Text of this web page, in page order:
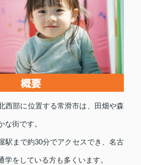
西部に位置する常滑市は、田畑や森
な街です。
駅まで約30分でアクセスでき、名古
学をしている方も多くいます。